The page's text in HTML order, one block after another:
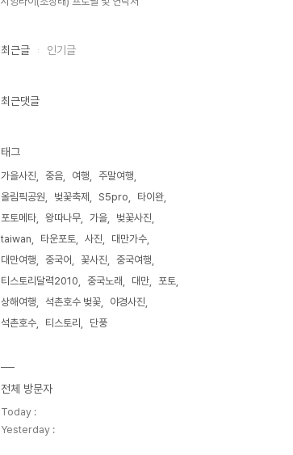
최근글 인기글
최근댓글
태그
가을사진 중음 여행
주말여행
올림픽공원
벚꽃축제 S5pro
타이완
포토메타
왕따나무 가을
벚꽃사진
taiwan
타운포토 사진
대만가수
대만여행
중국어 꽃사진
중국여행
티스토리달력2010
중국노래 대만
포토
상해여행
석촌호수 벚꽃
야경사진
석촌호수
티스토리 단풍
전체 방문자
Today :
Yesterday :